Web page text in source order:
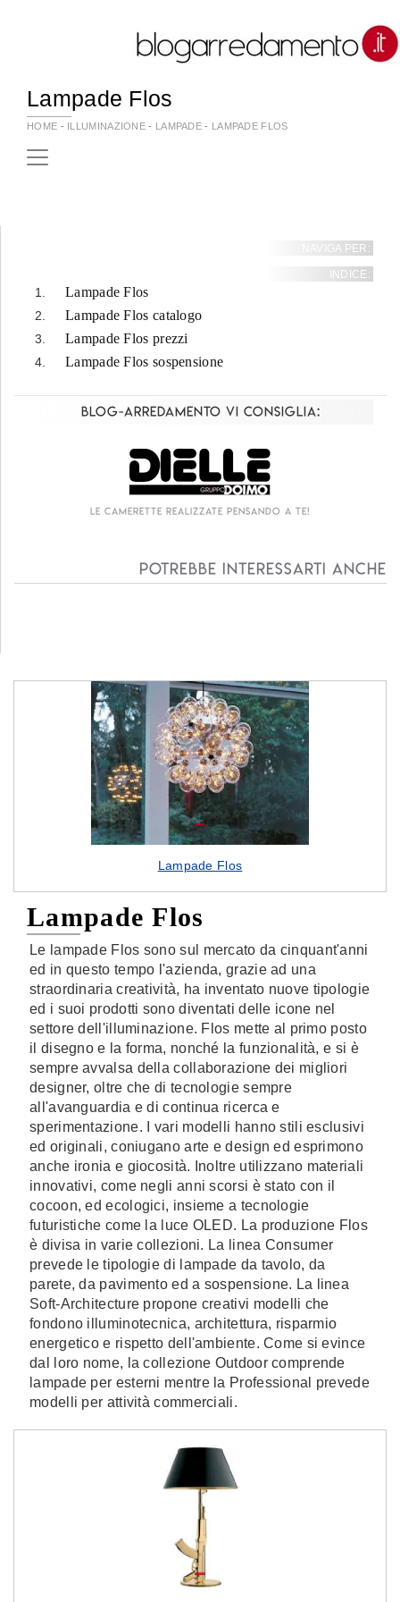
Lampade Flos
HOME - ILLUMINAZIONE - LAMPADE - LAMPADE FLOS
Lampade Flos
Lampade Flos
Le lampade Flos sono sul mercato da cinquant'anni
ed in questo tempo l'azienda, grazie ad una
straordinaria creatività, ha inventato nuove tipologie
ed i suoi prodotti sono diventati delle icone nel
settore dell'illuminazione. Flos mette al primo posto
il disegno e la forma, nonché la funzionalità, e si è
sempre avvalsa della collaborazione dei migliori
designer, oltre che di tecnologie sempre
all'avanguardia e di continua ricerca e
sperimentazione. I vari modelli hanno stili esclusivi
ed originali, coniugano arte e design ed esprimono
anche ironia e giocosità. Inoltre utilizzano materiali
innovativi, come negli anni scorsi è stato con il
cocoon, ed ecologici, insieme a tecnologie
futuristiche come la luce OLED. La produzione Flos
è divisa in varie collezioni. La linea Consumer
prevede le tipologie di lampade da tavolo, da
parete, da pavimento ed a sospensione. La linea
Soft-Architecture propone creativi modelli che
fondono illuminotecnica, architettura, risparmio
energetico e rispetto dell'ambiente. Come si evince
dal loro nome, la collezione Outdoor comprende
lampade per esterni mentre la Professional prevede
modelli per attività commerciali.
NAVIGA PER:
INDICE:
Lampade Flos
Lampade Flos catalogo
Lampade Flos prezzi
Lampade Flos sospensione
Blog-Arredamento vi consiglia:
Le camerette realizzate pensando a te!
Potrebbe interessarti anche